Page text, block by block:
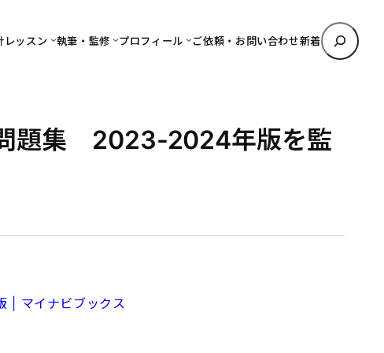
レッスン 執筆・監修 プロフィール ご依頼・お問い合わせ新着
検
索
問題集 2023-2024年版を監
| マイナビブックス